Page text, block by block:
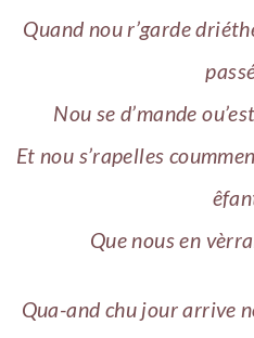
Quand nou r’garde
Nou se d’mande
Et nou s’rapelles
Que nous en
Qua-and chu jour arrive